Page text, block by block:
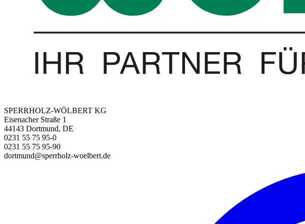
SPERRHOLZ-WÖLBERT KG
Eisenacher Straße 1
44143 Dortmund, DE
0231 55 75 95-0
0231 55 75 95-90
dortmund@sperrholz-woelbert.de